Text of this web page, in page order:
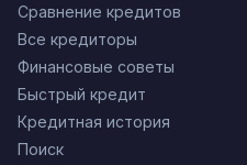
Сравнение кредитов
Все кредиторы
Финансовые советы
Быстрый кредит
Кредитная история
Поиск